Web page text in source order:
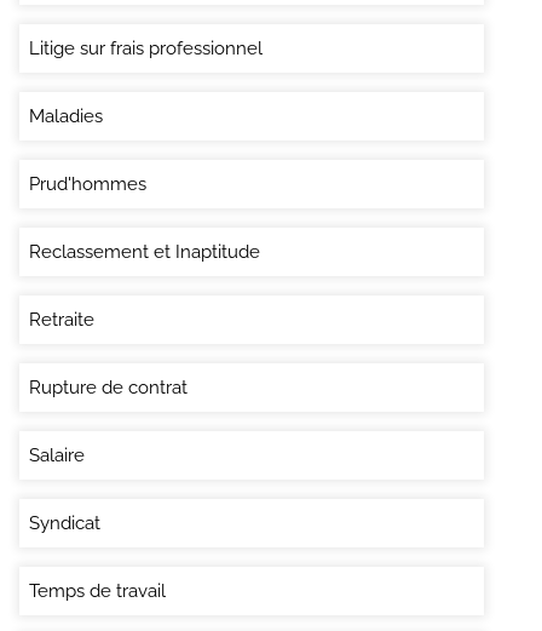
Litige sur frais professionnel
Maladies
Prud'hommes
Reclassement et Inaptitude
Retraite
Rupture de contrat
Salaire
Syndicat
Temps de travail